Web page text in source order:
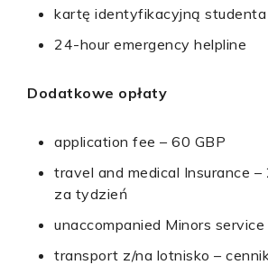
kartę identyfikacyjną studenta
24-hour emergency helpline
Dodatkowe opłaty
application fee – 60 GBP
travel and medical Insurance –
za tydzień
unaccompanied Minors service
transport z/na lotnisko –